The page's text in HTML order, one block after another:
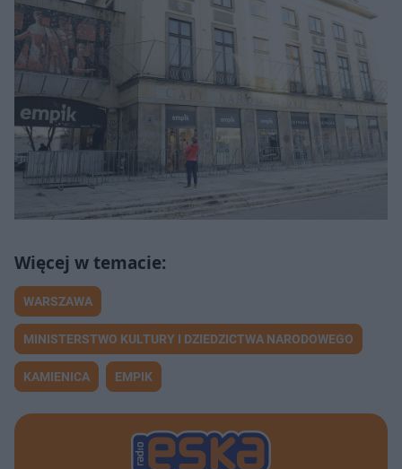
WARSZAWA
MINISTERSTWO KULTURY I DZIEDZICTWA NARODOWEGO
KAMIENICA EMPIK